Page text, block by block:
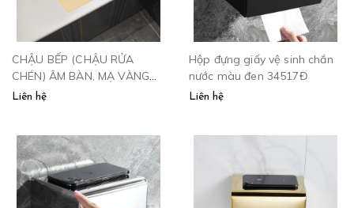
CHẬU BẾP (CHẬU RỬA
CHÉN) ÂM BÀN, MẠ VÀNG
SUS8045
Liên hệ
Hộp đựng giấy vệ sinh chắn
nước màu đen 34517Đ
Liên hệ